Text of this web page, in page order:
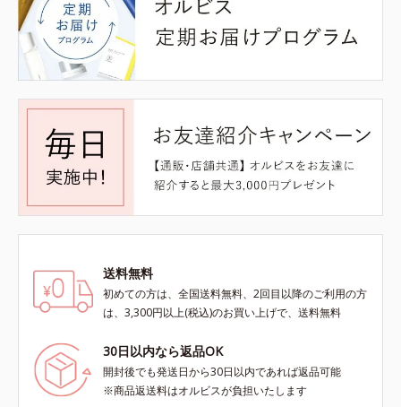
送料無料
初めての方は、全国送料無料、2回目以降のご利用の方
は、3,300円以上(税込)のお買い上げで、送料無料
30日以内なら返品OK
開封後でも発送日から30日以内であれば返品可能
※商品返送料はオルビスが負担いたします